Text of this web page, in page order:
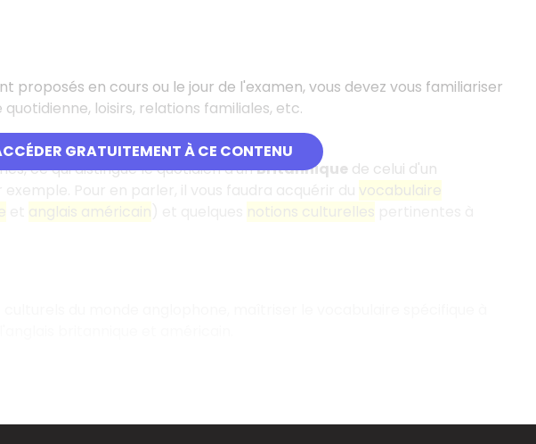
GRATUITEMENT À CE CONTENU
proposés en cours ou le jour de l'examen, vous devez vous familiariser
quotidienne, loisirs, relations familiales, etc.
ce qui distingue le quotidien d'unBritannique de celui d'un
vocabulaire